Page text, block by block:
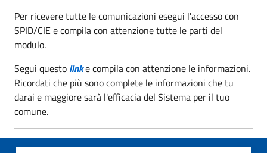
Per ricevere tutte le comunicazioni esegui l'accesso con
SPID/CIE e compila con attenzione tutte le parti del
modulo.
Segui questo linke compila con attenzione le informazioni.
Ricordati che più sono complete le informazioni che tu
darai e maggiore sarà l'efficacia del Sistema per il tuo
comune.